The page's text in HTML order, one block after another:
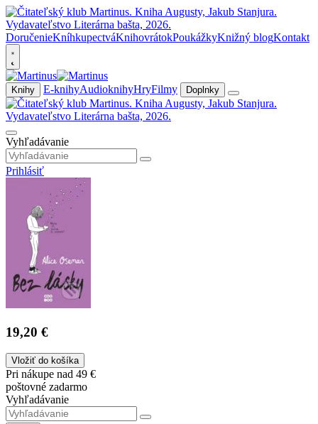
DoručenieKníhkupectváKnihovrátokPoukážkyKnižný blogKontakt
Knihy E-knihyAudioknihyHryFilmy Doplnky
Vyhľadávanie
Prihlásiť
19,20 €
Vložiť do košíka
Pri nákupe nad 49 €
poštovné zadarmo
Vyhľadávanie